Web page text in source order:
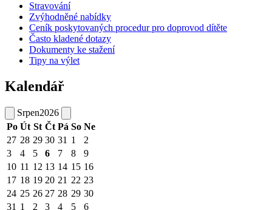
Stravování
Zvýhodněné nabídky
Ceník poskytovaných procedur pro doprovod dítěte
Často kladené dotazy
Dokumenty ke stažení
Tipy na výlet
Kalendář
Srpen2026
Po Út St Čt Pá So Ne
27 28 29 30 31 1
2
3
4 5 6 7 8
9
10 11 12 13 14 15 16
17 18 19 20 21 22 23
24 25 26 27 28 29 30
31 1 2 3 4 5 6